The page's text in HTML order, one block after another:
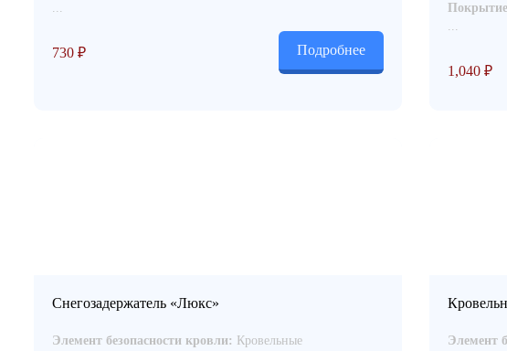
...
730 ₽ Подробнее
...
1,040₽
Снегозадержатель «Люкс»
Элемент безопасности кровли: Кровельные
Элемент